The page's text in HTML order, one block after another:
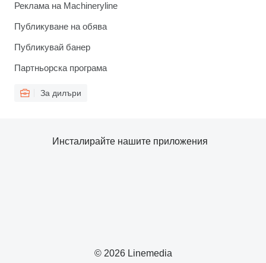
Реклама на Machineryline
Публикуване на обява
Публикувай банер
Партньорска програма
За дилъри
© 2026 Linemedia
Инсталирайте нашите приложения